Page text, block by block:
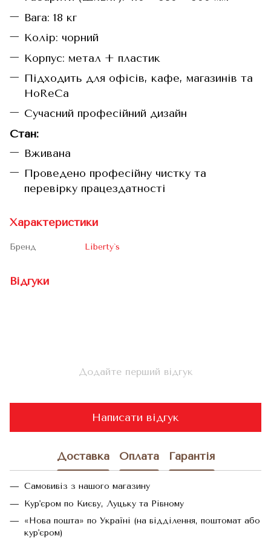
Вага: 18 кг
Колір: чорний
Корпус: метал + пластик
Підходить для офісів, кафе, магазинів та
HoReCa
Сучасний професійний дизайн
Стан:
Вживана
Проведено професійну чистку та
перевірку працездатності
Характеристики
Бренд Liberty`s
Відгуки
Додайте перший відгук
Написати відгук
Доставка Оплата Гарантія
Самовивіз з нашого магазину
Кур'єром по Києву, Луцьку та Рівному
«Нова пошта» по Україні (на відділення, поштомат або
кур'єром)